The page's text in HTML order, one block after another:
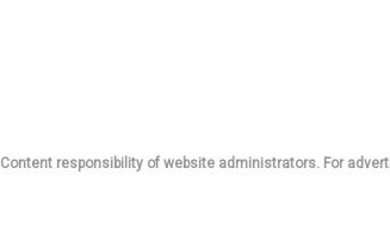
Content responsibility of website administrators. For